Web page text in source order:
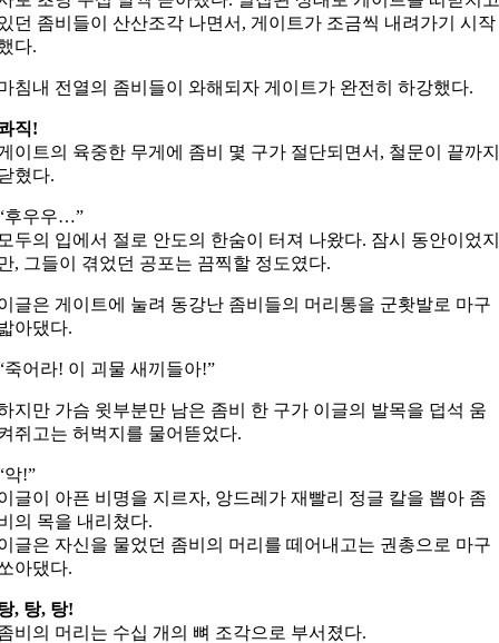
던 좀비들이 산산조각 나면서, 게이트가 조금씩 내려가기 시작
다.
침내 전열의 좀비들이 와해되자 게이트가 완전히 하강했다.
직!
이트의 육중한 무게에 좀비 몇 구가 절단되면서, 철문이 끝까
혔다.
후우우…”
두의 입에서 절로 안도의 한숨이 터져 나왔다. 잠시 동안이었
, 그들이 겪었던 공포는 끔찍할 정도였다.
글은 게이트에 눌려 동강난 좀비들의 머리통을 군홧발로 마구
아댔다.
죽어라! 이 괴물 새끼들아!”
지만 가슴 윗부분만 남은 좀비 한 구가 이글의 발목을 덥석 움
쥐고는 허벅지를 물어뜯었다.
악!”
글이 아픈 비명을 지르자, 앙드레가 재빨리 정글 칼을 뽑아 좀
의 목을 내리쳤다.
글은 자신을 물었던 좀비의 머리를 떼어내고는 권총으로 마구
아댔다.
, 탕, 탕!
비의 머리는 수십 개의 뼈 조각으로 부서졌다.